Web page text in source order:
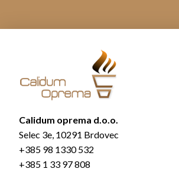
Calidum oprema d.o.o.
Selec 3e, 10291 Brdovec
+385 98 1330 532
+385 1 33 97 808